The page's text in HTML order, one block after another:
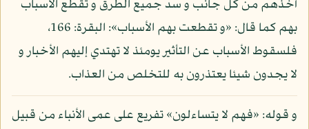
أخذهم من كل جانب و سد جميع الطرق و تقطع الأسباب
بهم كما قال: «و تقطعت بهم الأسباب»: البقرة: 166،
فلسقوط الأسباب عن التأثير يومئذ لا تهتدي إليهم الأخبار و
لا يجدون شيئا يعتذرون به للتخلص من العذاب.
و قوله: «فهم لا يتساءلون» تفريع على عمى الأنباء من قبيل